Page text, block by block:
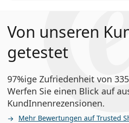
Von unseren
getestet
97%ige Zufriedenheit von
Werfen Sie einen Blick auf
KundInnenrezensionen.
Mehr Bewertungen auf Trusted